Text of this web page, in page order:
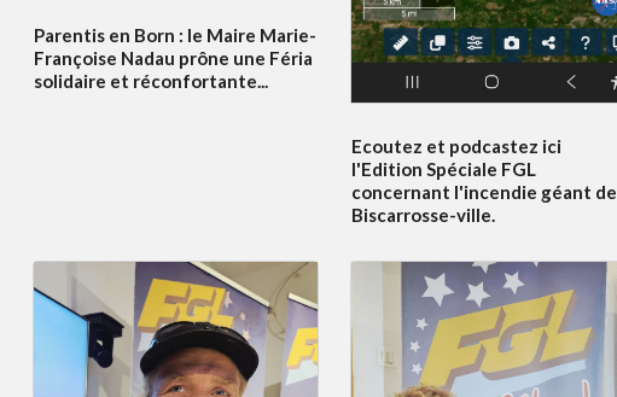
Parentis en Born : le Maire Marie-
Françoise Nadau prône une Féria
solidaire et réconfortante...
Ecoutez et podcastez ici
l'Edition Spéciale FGL
concernant l'incendie géant de
Biscarrosse-ville.